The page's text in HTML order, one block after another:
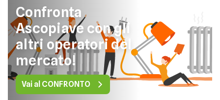
Confronta
Ascopiave con gli
altri operatori del
mercato!
Vai al CONFRONTO